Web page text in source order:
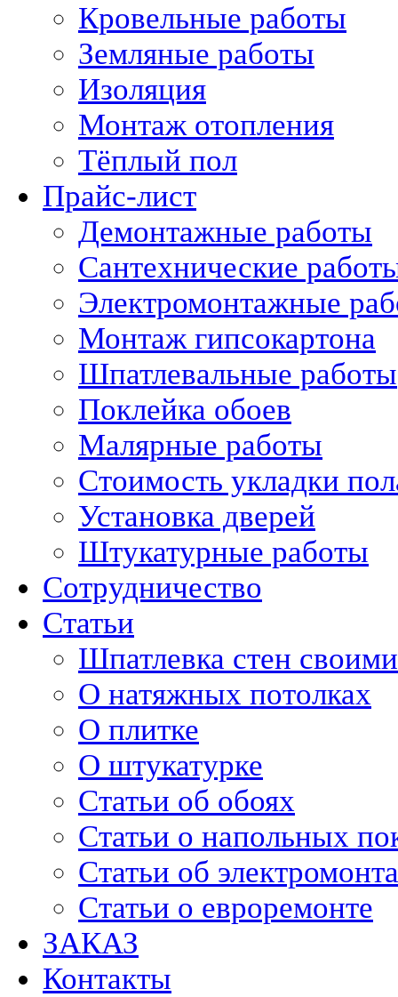
Кровельные работы
Земляные работы
Изоляция
Монтаж отопления
Тёплый пол
Прайс-лист
Демонтажные работы
Сантехнические
Электромонтажные
Монтаж гипсокартона
Шпатлевальные работы
Поклейка обоев
Малярные работы
Стоимость укладки
Установка дверей
Штукатурные работы
Сотрудничество
Статьи
Шпатлевка стен
О натяжных потолках
О плитке
О штукатурке
Статьи об обоях
Статьи о напольных
Статьи об
Статьи о евроремонте
ЗАКАЗ
Контакты